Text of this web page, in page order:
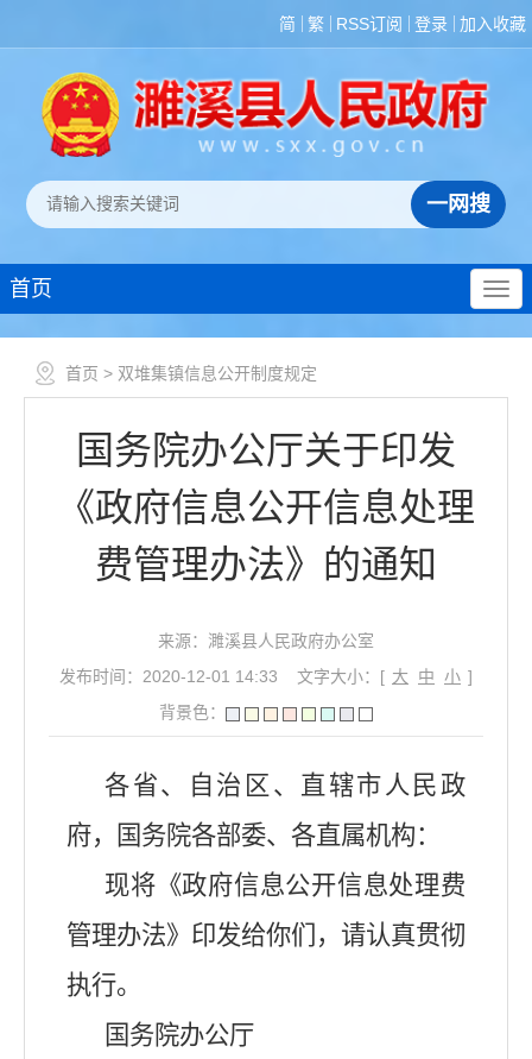
简 繁 RSS订阅 登录 加入收藏
首页
首页 > 双堆集镇信息公开制度规定
国务院办公厅关于印发
《政府信息公开信息处理
费管理办法》的通知
来源：濉溪县人民政府办公室
发布时间：2020-12-01 14:33
文字大小：[ 大 中 小 ]
背景色：
各省、自治区、直辖市人民政
府，国务院各部委、各直属机构：
现将《政府信息公开信息处理费
管理办法》印发给你们，请认真贯彻
执行。
国务院办公厅